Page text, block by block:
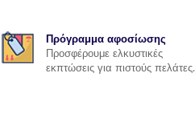
Πρόγραμμα αφοσίωσης
Προσφέρουμε ελκυστικές
εκπτώσεις για πιστούς πελάτες.